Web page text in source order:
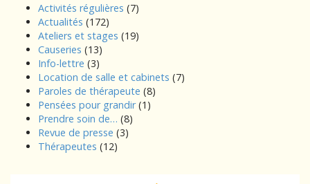
Activités régulières (7)
Actualités (172)
Ateliers et stages (19)
Causeries (13)
Info-lettre (3)
Location de salle et cabinets (7)
Paroles de thérapeute (8)
Pensées pour grandir(1)
Prendre soin de… (8)
Revue de presse (3)
Thérapeutes (12)